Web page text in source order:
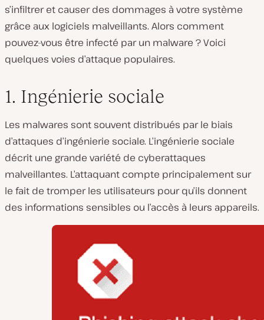
s’infiltrer et causer des dommages à votre système
grâce aux logiciels malveillants. Alors comment
pouvez-vous être infecté par un malware ? Voici
quelques voies d’attaque populaires.
1. Ingénierie sociale
Les malwares sont souvent distribués par le biais
d’attaques d’ingénierie sociale. L’ingénierie sociale
décrit une grande variété de cyberattaques
malveillantes. L’attaquant compte principalement sur
le fait de tromper les utilisateurs pour qu’ils donnent
des informations sensibles ou l’accès à leurs appareils.